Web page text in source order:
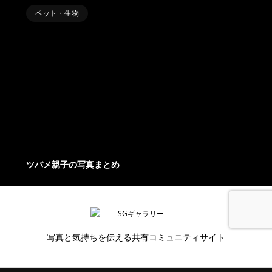
ペット・生物
ツバメ親子の写真まとめ
写真と気持ちを伝える共有コミュニティサイト